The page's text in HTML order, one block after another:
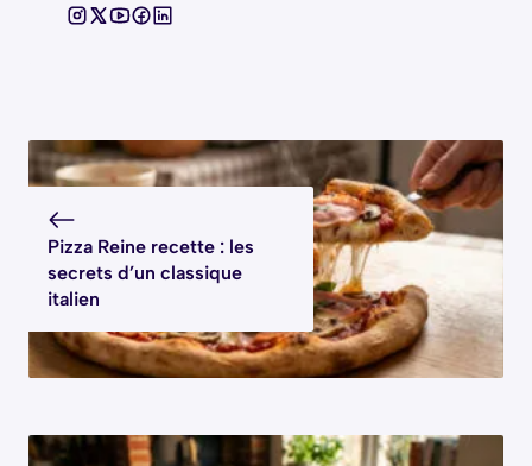
Pizza Reine recette : les
secrets d’un classique
italien